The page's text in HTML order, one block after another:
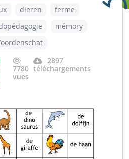
dieren
ferme
mémory
7780
vues
2897
téléchargements